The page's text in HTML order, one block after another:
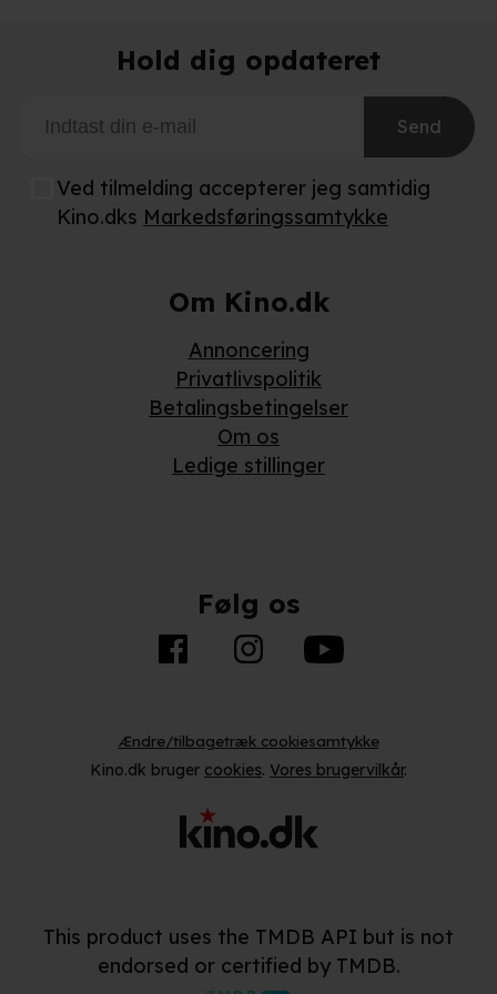
adresse. IP-adressen kan blive delt med vores
Du kan læse mere om vores brug af cookies og
behandling af dine personoplysninger i både vores
Hold dig opdateret
Send
Ved tilmelding accepterer jeg samtidig
Kino.dks Markedsføringssamtykke
Om Kino.dk
Annoncering
Privatlivspolitik
Betalingsbetingelser
Om os
Ledige stillinger
Følg os
Ændre/tilbagetræk cookiesamtykke
Kino.dk bruger cookies. Vores brugervilkår.
This product uses the TMDB API but is not
endorsed or certified by TMDB.